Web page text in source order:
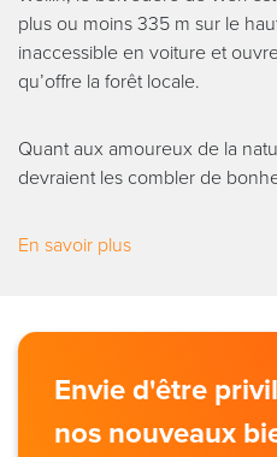
plus ou moins 335 m sur le
inaccessible en voiture et
qu’offre la forêt locale.
Quant aux amoureux de la
devraient les combler de
En savoir plus
Envie d'être
nos nouveaux